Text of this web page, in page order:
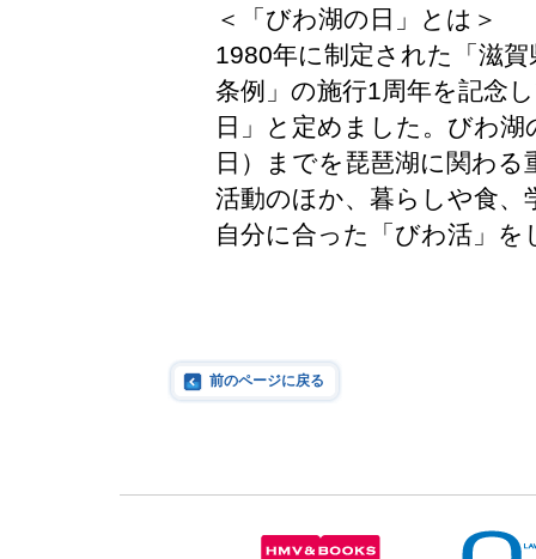
＜「びわ湖の日」とは＞
1980年に制定された「滋
条例」の施行1周年を記念
日」と定めました。びわ
日）までを琵琶湖に関わ
活動のほか、暮らしや食
自分に合った「びわ活」を
前のページに戻る